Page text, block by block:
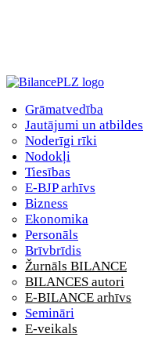
Grāmatvedība
Jautājumi un atbildes
Noderīgi rīki
Nodokļi
Tiesības
E-BJP arhīvs
Bizness
Ekonomika
Personāls
Brīvbrīdis
Žurnāls BILANCE
BILANCES autori
E-BILANCE arhīvs
Semināri
E-veikals